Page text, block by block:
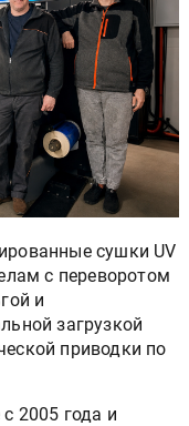
сушки UV
с переворотом
и
загрузкой
приводки по
2005 года и